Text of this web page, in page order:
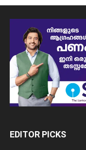
EDITOR PICKS